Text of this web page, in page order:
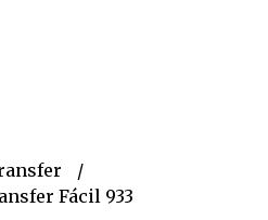
Fácil 933